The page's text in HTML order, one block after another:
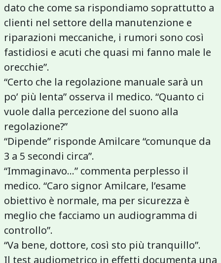
dato che come sa rispondiamo soprattutto a
clienti nel settore della manutenzione e
riparazioni meccaniche, i rumori sono così
fastidiosi e acuti che quasi mi fanno male le
orecchie”.
“Certo che la regolazione manuale sarà un
po’ più lenta” osserva il medico. “Quanto ci
vuole dalla percezione del suono alla
regolazione?”
“Dipende” risponde Amilcare “comunque da
3 a 5 secondi circa”.
“Immaginavo...” commenta perplesso il
medico. “Caro signor Amilcare, l’esame
obiettivo è normale, ma per sicurezza è
meglio che facciamo un audiogramma di
controllo”.
“Va bene, dottore, così sto più tranquillo”.
Il test audiometrico in effetti documenta una